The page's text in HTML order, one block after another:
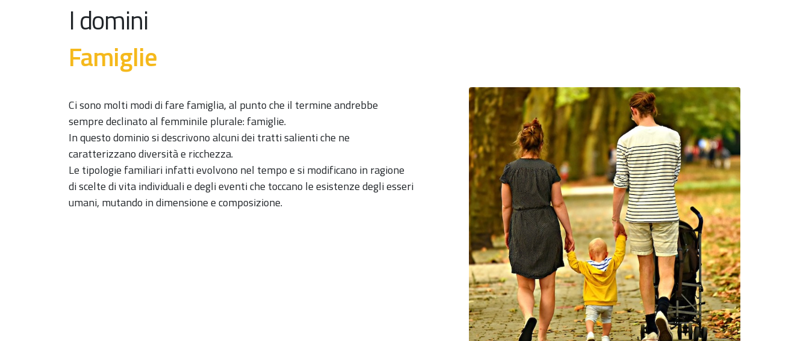
I domini
Famiglie
Ci sono molti modi di fare famiglia, al punto che il termine andrebbe
sempre declinato al femminile plurale: famiglie.
In questo dominio si descrivono alcuni dei tratti salienti che ne
caratterizzano diversità e ricchezza.
Le tipologie familiari infatti evolvono nel tempo e si modificano in ragione
di scelte di vita individuali e degli eventi che toccano le esistenze degli esseri
umani, mutando in dimensione e composizione.